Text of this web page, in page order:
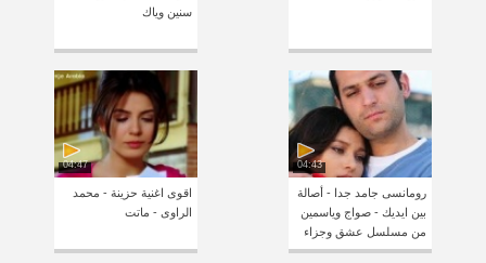
سنين وياك
04:43
رومانسى جامد جدا - أصالة
بين ايديك - صواج وياسمين
من مسلسل عشق وجزاء
04:47
اقوى اغنية حزينة - محمد
الراوى - ماتت